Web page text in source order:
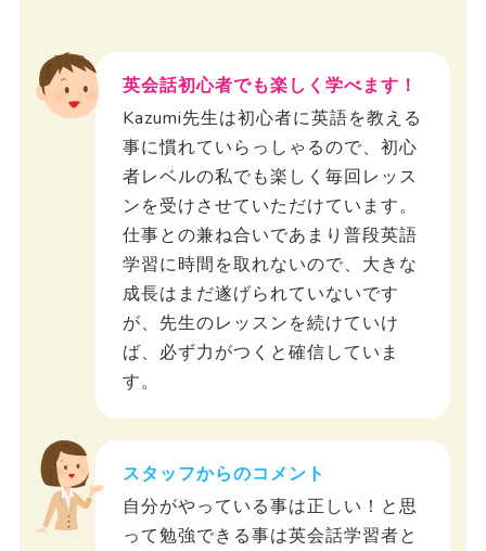
英会話初心者でも楽しく学べます！
Kazumi先生は初心者に英語を教える
事に慣れていらっしゃるので、初心
者レベルの私でも楽しく毎回レッス
ンを受けさせていただけています。
仕事との兼ね合いであまり普段英語
学習に時間を取れないので、大きな
成長はまだ遂げられていないです
が、先生のレッスンを続けていけ
ば、必ず力がつくと確信していま
す。
スタッフからのコメント
自分がやっている事は正しい！と思
って勉強できる事は英会話学習者と